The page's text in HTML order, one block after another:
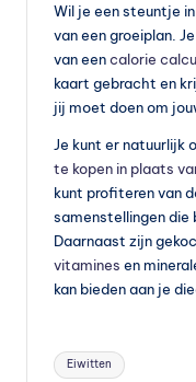
Wil je een steuntje
van een groeiplan.
van eencalorie
kaart gebracht en
jij moet doen om
Je kunt er natuurlijk
te kopen in plaats
kunt profiteren van
samenstellingen die
Daarnaast zijn
vitamines en
kan bieden aan je
Tags:
Eiwitten